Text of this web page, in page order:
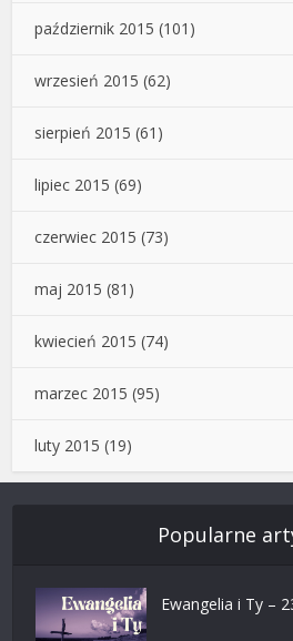
październik 2015 (101)
wrzesień 2015 (62)
sierpień 2015 (61)
lipiec 2015 (69)
czerwiec 2015 (73)
maj 2015 (81)
kwiecień 2015 (74)
marzec 2015 (95)
luty 2015 (19)
Popularne
Ewangelia i Ty –